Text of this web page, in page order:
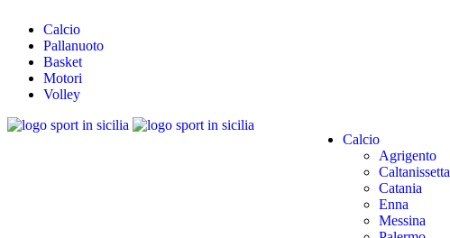
Calcio
Pallanuoto
Basket
Motori
Volley
Calcio
Agrigento
Caltanissetta
Catania
Enna
Messina